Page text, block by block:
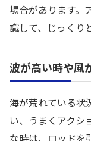
場合があります。
識して、じっくり
波が高い時や風
海が荒れている状
い、うまくアクシ
な時は、ロッドを